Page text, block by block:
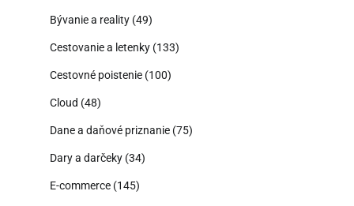
Bývanie a reality (49)
Cestovanie a letenky (133)
Cestovné poistenie (100)
Cloud (48)
Dane a daňové priznanie (75)
Dary a darčeky (34)
E-commerce (145)